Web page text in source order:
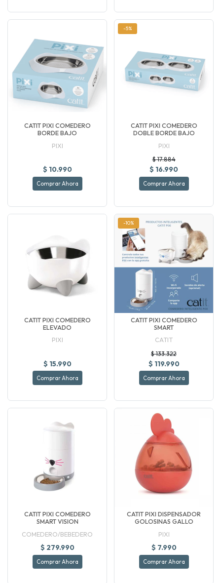
CATIT PIXI COMEDERO
BORDE BAJO
PIXI
$ 10.990
Comprar Ahora
-5%
CATIT PIXI COMEDERO
DOBLE BORDE BAJO
PIXI
$ 17.884
$ 16.990
Comprar Ahora
CATIT PIXI COMEDERO
ELEVADO
PIXI
$ 15.990
Comprar Ahora
-10%
CATIT PIXI COMEDERO
SMART
CATIT
$ 133.322
$ 119.990
Comprar Ahora
CATIT PIXI COMEDERO
SMART VISION
COMEDERO/BEBEDERO
$ 279.990
Comprar Ahora
CATIT PIXI DISPENSADOR
GOLOSINAS GALLO
PIXI
$ 7.990
Comprar Ahora